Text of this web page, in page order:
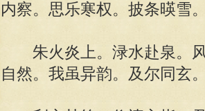
内察。思乐寒权。披条暎雪
朱火炎上。渌水赴泉。风
自然。我虽异韵。及尔同玄